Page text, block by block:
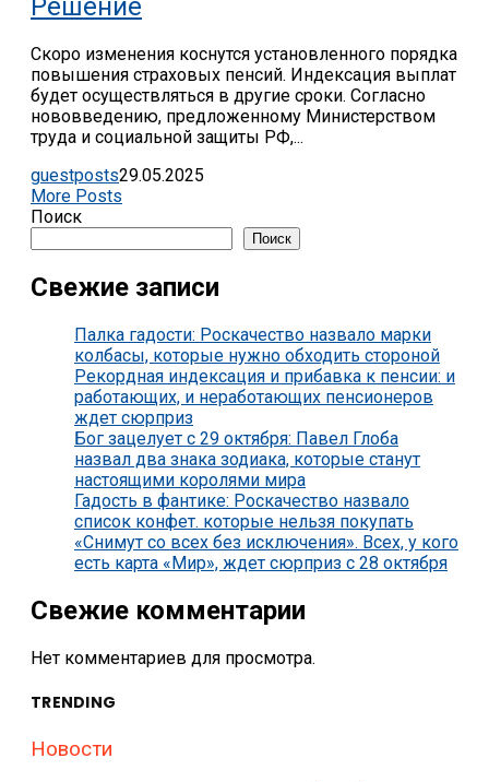
Решение
Скоро изменения коснутся установленного порядка
повышения страховых пенсий. Индексация выплат
будет осуществляться в другие сроки. Согласно
нововведению, предложенному Министерством
труда и социальной защиты РФ,...
guestposts29.05.2025
More Posts
Поиск
Поиск
Свежие записи
Палка гадости: Роскачество назвало марки
колбасы, которые нужно обходить стороной
Рекордная индексация и прибавка к пенсии: и
работающих, и неработающих пенсионеров
ждет сюрприз
Бог зацелует с 29 октября: Павел Глоба
назвал два знака зодиака, которые станут
настоящими королями мира
Гадость в фантике: Роскачество назвало
список конфет. которые нельзя покупать
«Снимут со всех без исключения». Всех, у кого
есть карта «Мир», ждет сюрприз с 28 октября
Свежие комментарии
Нет комментариев для просмотра.
TRENDING
Новости